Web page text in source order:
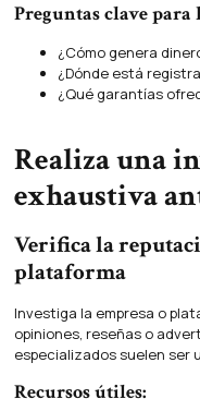
Preguntas clave para
¿Cómo genera
¿Dónde está
¿Qué garantías
Realiza una
exhaustiva
Verifica la
plataforma
Investiga la empresa o
opiniones, reseñas o
especializados suelen ser
Recursos útiles: